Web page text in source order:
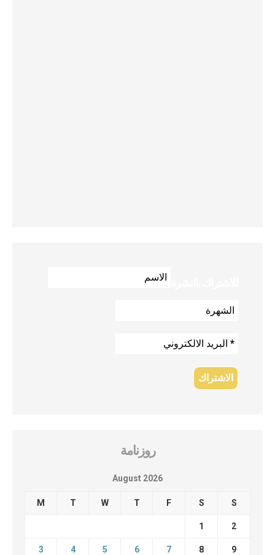
روزنامة
August 2026
M T W T F S S
1 2
3 4 5 6 7 8 9